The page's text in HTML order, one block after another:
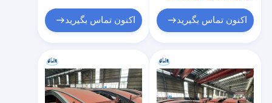
اکنون تماس بگیرید اکنون تماس بگیرید